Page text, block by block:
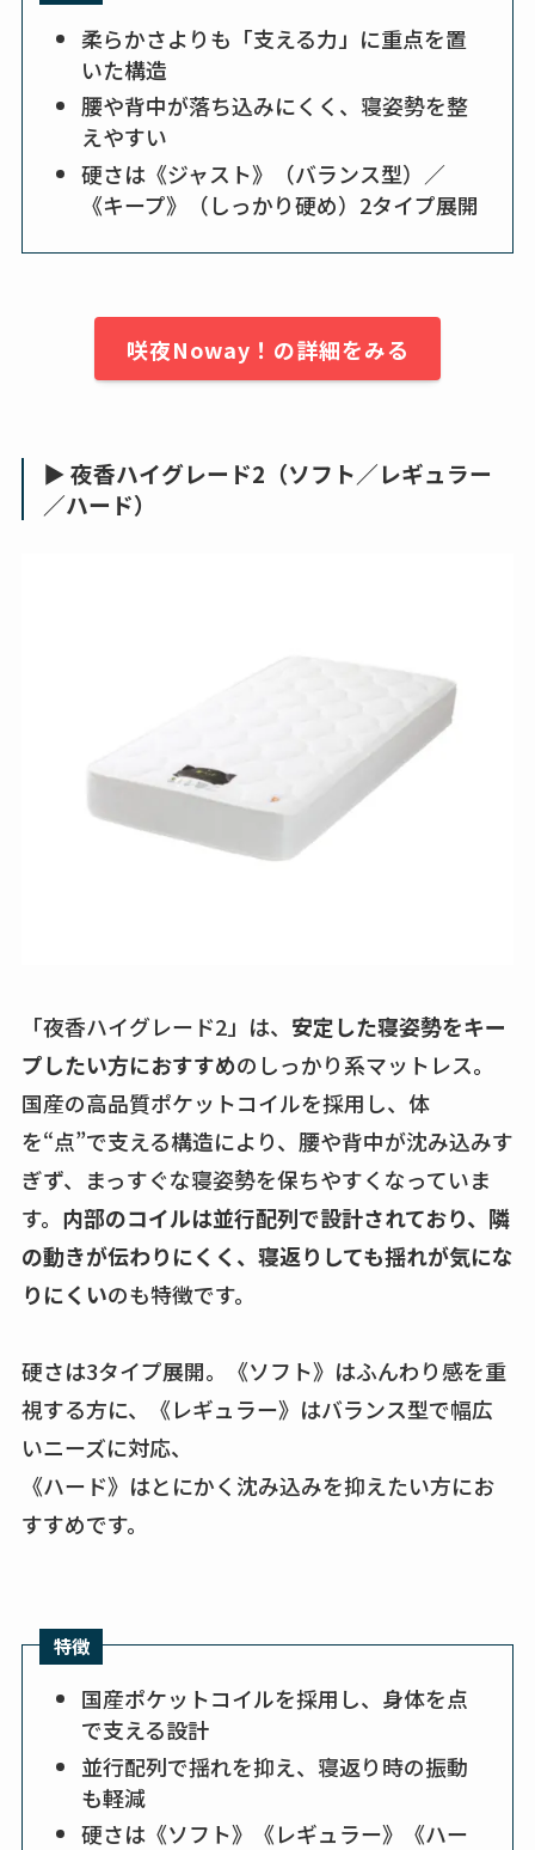
柔らかさよりも「支える力」に重点を置
いた構造
腰や背中が落ち込みにくく、寝姿勢を整
えやすい
硬さは《ジャスト》（バランス型）／
《キープ》（しっかり硬め）2タイプ展開
咲夜Noway！の詳細をみる
▶ 夜香ハイグレード2（ソフト／レギュラー
／ハード）
「夜香ハイグレード2」は、 安定した寝姿勢をキー
プしたい方におすすめのしっかり系マットレス。
国産の高品質ポケットコイルを採用し、体
を“点”で支える構造により、腰や背中が沈み込みす
ぎず、まっすぐな寝姿勢を保ちやすくなっていま
す。 内部のコイルは並行配列で設計されており、隣
の動きが伝わりにくく、寝返りしても揺れが気にな
りにくいのも特徴です。
硬さは3タイプ展開。《ソフト》はふんわり感を重
視する方に、《レギュラー》はバランス型で幅広
いニーズに対応、
《ハード》はとにかく沈み込みを抑えたい方にお
すすめです。
特徴
国産ポケットコイルを採用し、身体を点
で支える設計
並行配列で揺れを抑え、寝返り時の振動
も軽減
硬さは《ソフト》《レギュラー》《ハー